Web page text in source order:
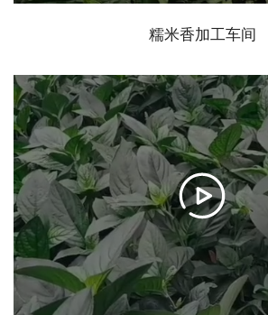
糯米香加工车间